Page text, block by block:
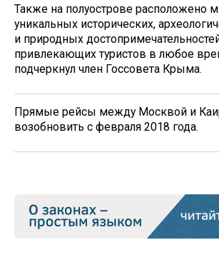
Также на полуострове расположено
уникальных исторических,
и природных
привлекающих туристов в любое
подчеркнул член Госсовета Крыма.
Прямые рейсы между Москвой и
возобновить с февраля 2018 года.